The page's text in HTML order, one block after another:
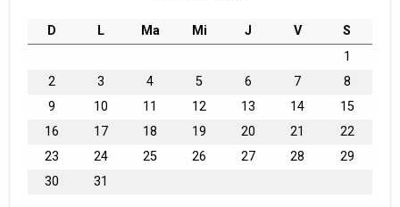
D L Ma Mi J V
S
1
2
3 4 5 6 7
8
9
10 11 12 13 14
15
16
17 18 19 20 21
22
23
24 25 26 27 28
29
30
31